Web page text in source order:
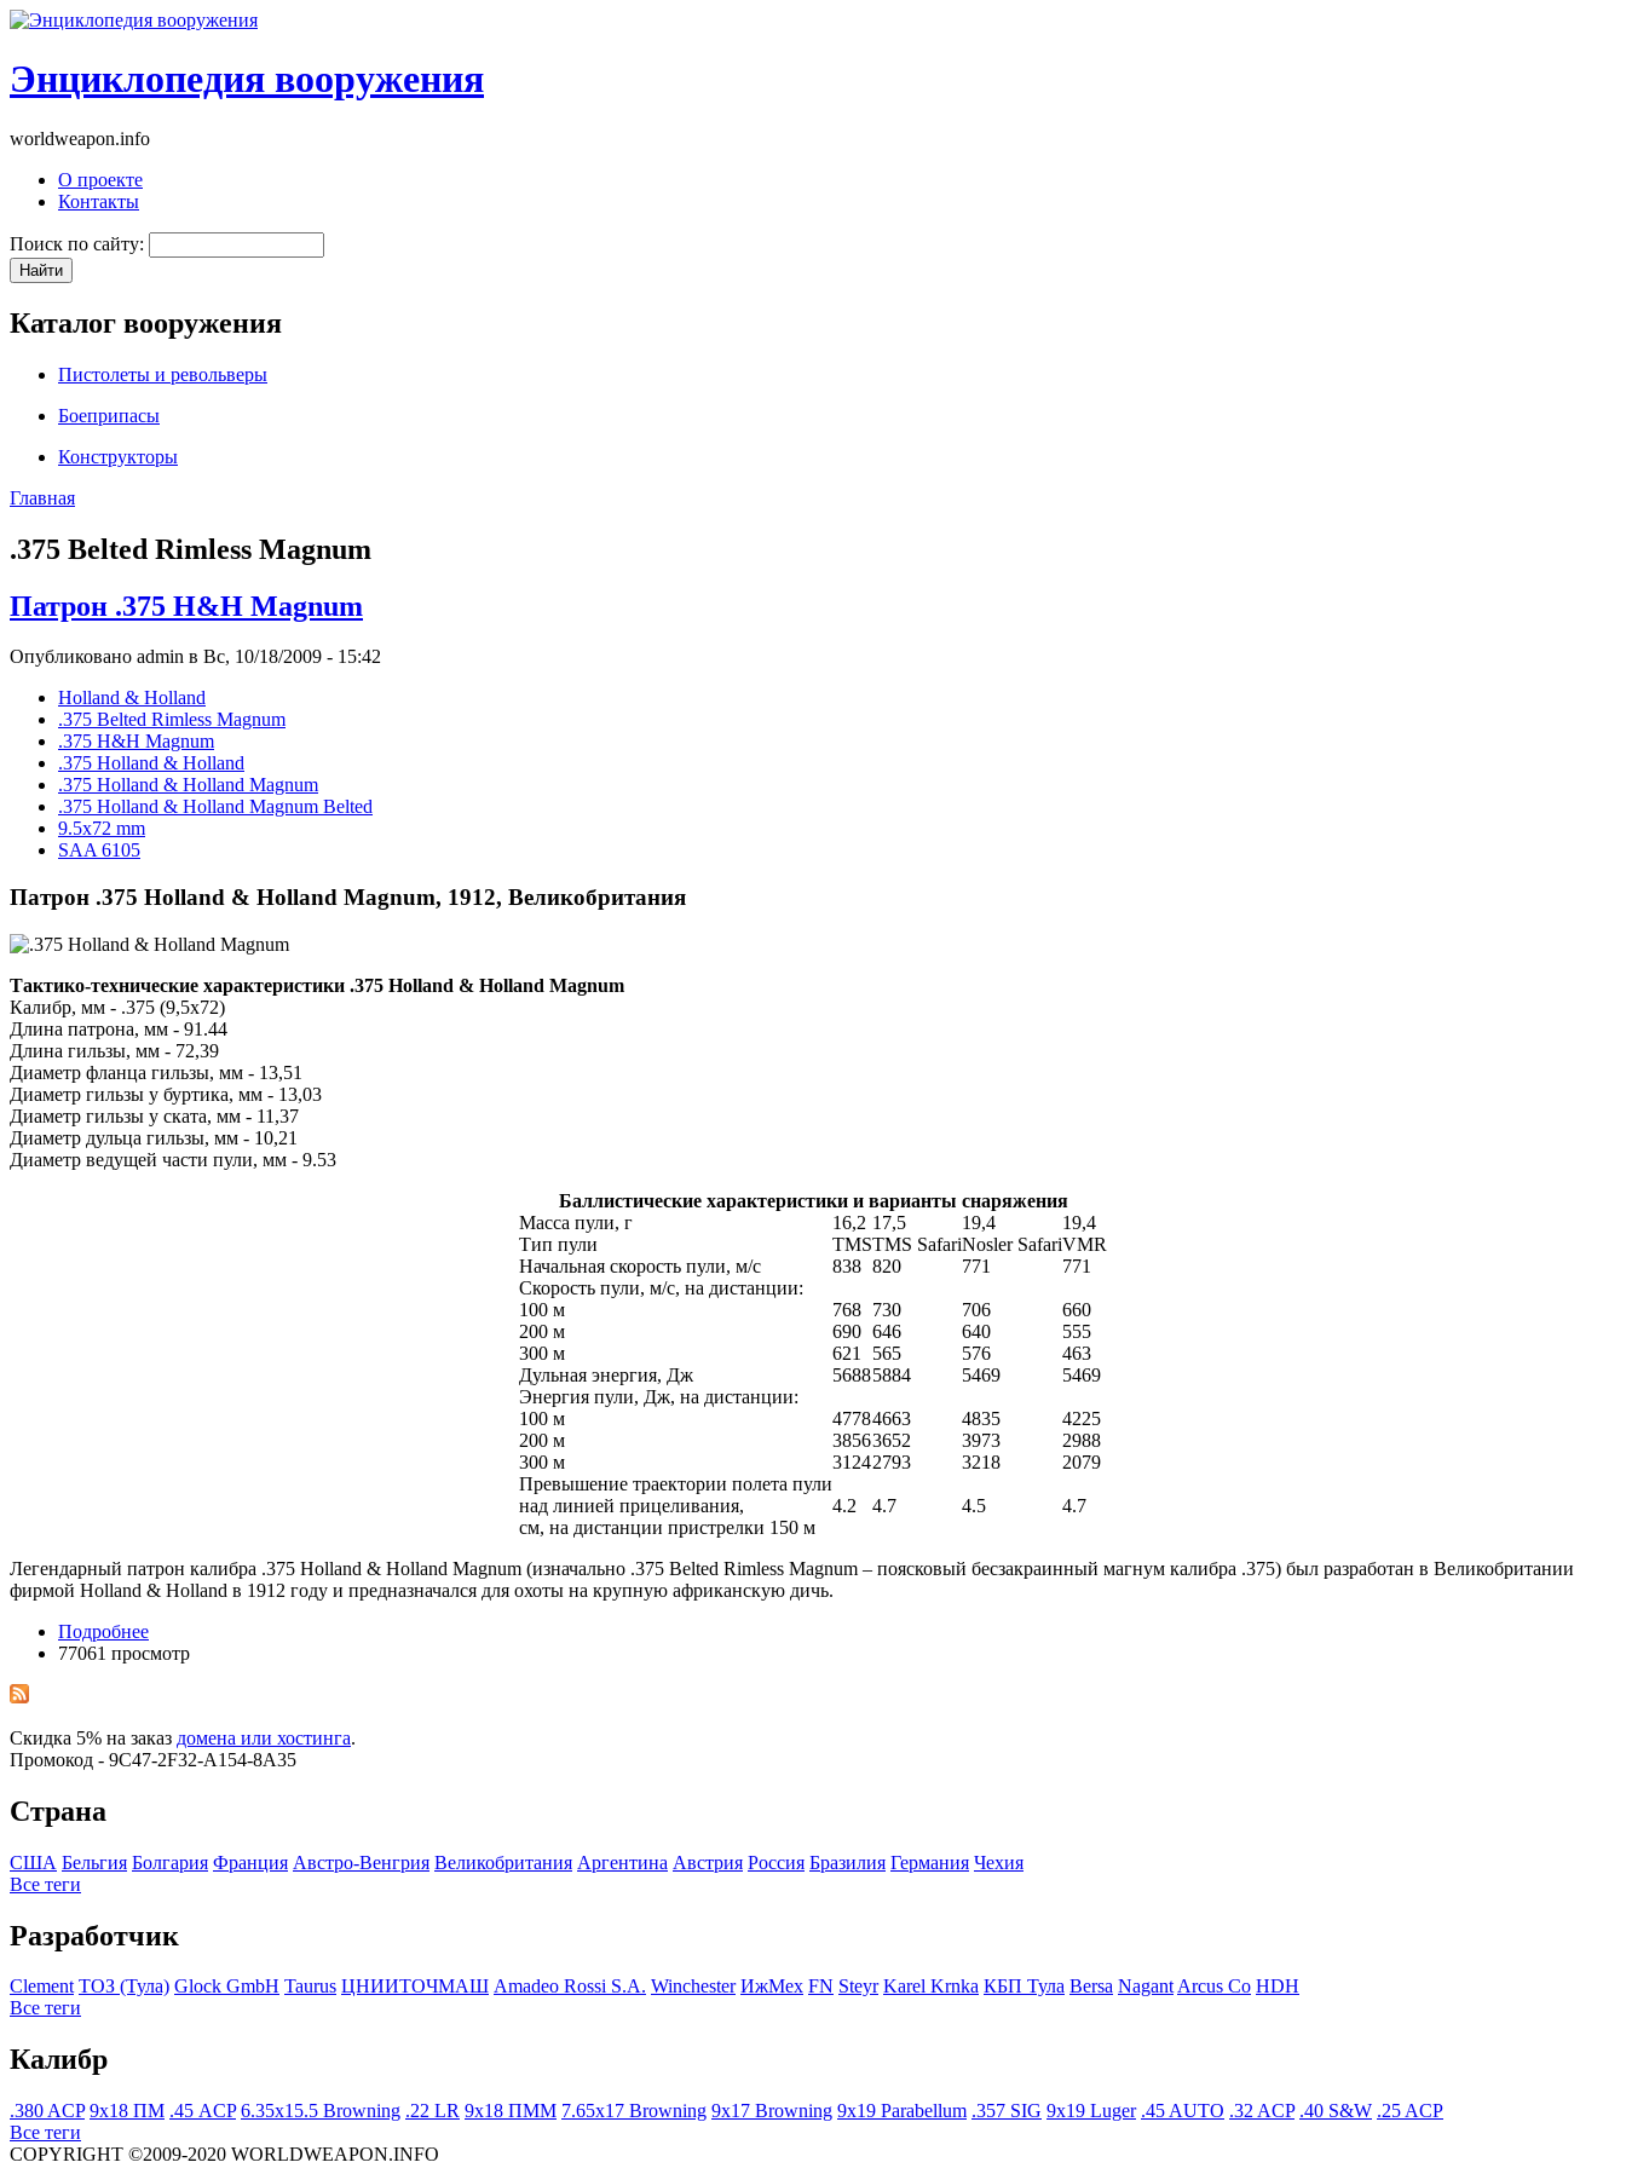
Энциклопедия вооружения
worldweapon.info
О проекте
Контакты
Поиск по сайту:
Каталог вооружения
Пистолеты и револьверы
Боеприпасы
Конструкторы
Главная
.375 Belted Rimless Magnum
Патрон .375 H&H Magnum
Опубликовано admin в Вс, 10/18/2009 - 15:42
Holland & Holland
.375 Belted Rimless Magnum
.375 H&H Magnum
.375 Holland & Holland
.375 Holland & Holland Magnum
.375 Holland & Holland Magnum Belted
9.5x72 mm
SAA 6105
Патрон .375 Holland & Holland Magnum, 1912, Великобритания
Тактико-технические характеристики .375 Holland & Holland Magnum
Калибр, мм - .375 (9,5x72)
Длина патрона, мм - 91.44
Длина гильзы, мм - 72,39
Диаметр фланца гильзы, мм - 13,51
Диаметр гильзы у буртика, мм - 13,03
Диаметр гильзы у ската, мм - 11,37
Диаметр дульца гильзы, мм - 10,21
Диаметр ведущей части пули, мм - 9.53
Баллистические характеристики и варианты снаряжения
Масса пули, г
16,2 17,5 19,4
19,4
Тип пули
TMSTMS SafariNosler SafariVMR
Начальная скорость пули, м/с
838 820 771
771
Скорость пули, м/с, на дистанции:
100 м
768 730 706
660
200 м
690 646 640
555
300 м
621 565 576
463
Дульная энергия, Дж
56885884 5469
5469
Энергия пули, Дж, на дистанции:
100 м
47784663 4835
4225
200 м
38563652 3973
2988
300 м
31242793 3218
2079
Превышение траектории полета пули
над линией прицеливания,
см, на дистанции пристрелки 150 м
4.2 4.7 4.5 4.7
Легендарный патрон калибра .375 Holland & Holland Magnum (изначально .375 Belted Rimless Magnum – поясковый бесзакраинный магнум калибра .375) был разработан в Великобритании
фирмой Holland & Holland в 1912 году и предназначался для охоты на крупную африканскую дичь.
Подробнее
77061 просмотр
Скидка 5% на заказ домена или хостинга.
Промокод - 9C47-2F32-A154-8A35
Страна
США Бельгия Болгария Франция Австро-Венгрия Великобритания Аргентина Австрия Росcия Бразилия Германия Чехия
Все теги
Разработчик
Clement ТОЗ (Тула) Glock GmbH Taurus ЦНИИТОЧМАШ Amadeo Rossi S.A. Winchester ИжМех FN Steyr Karel Krnka КБП Тула Bersa NagantArcus Co HDH
Все теги
Калибр
.380 ACP 9x18 ПМ .45 ACP 6.35x15.5 Browning .22 LR 9x18 ПММ 7.65x17 Browning 9x17 Browning 9x19 Parabellum .357 SIG 9x19 Luger .45 AUTO .32 ACP .40 S&W .25 ACP
Все теги
COPYRIGHT ©2009-2020 WORLDWEAPON.INFO